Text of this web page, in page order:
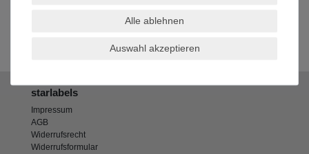
ab € 49,90
starlabels
Impressum
AGB
Widerrufsrecht
Widerrufsformular
Alle ablehnen
Auswahl akzeptieren